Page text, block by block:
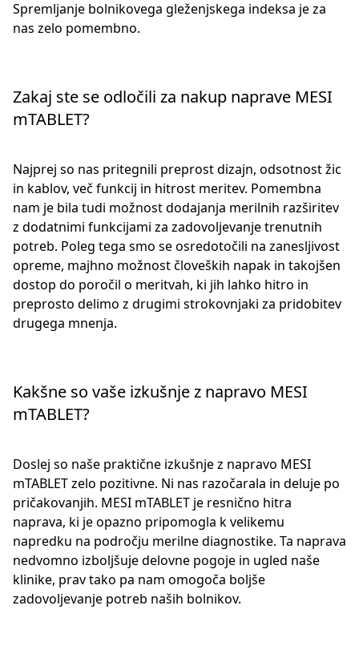
Spremljanje bolnikovega gleženjskega indeksa je za
nas zelo pomembno.
Zakaj ste se odločili za nakup naprave MESI
mTABLET?
Najprej so nas pritegnili preprost dizajn, odsotnost žic
in kablov, več funkcij in hitrost meritev. Pomembna
nam je bila tudi možnost dodajanja merilnih razširitev
z dodatnimi funkcijami za zadovoljevanje trenutnih
potreb. Poleg tega smo se osredotočili na zanesljivost
opreme, majhno možnost človeških napak in takojšen
dostop do poročil o meritvah, ki jih lahko hitro in
preprosto delimo z drugimi strokovnjaki za pridobitev
drugega mnenja.
Kakšne so vaše izkušnje z napravo MESI
mTABLET?
Doslej so naše praktične izkušnje z napravo MESI
mTABLET zelo pozitivne. Ni nas razočarala in deluje po
pričakovanjih. MESI mTABLET je resnično hitra
naprava, ki je opazno pripomogla k velikemu
napredku na področju merilne diagnostike. Ta naprava
nedvomno izboljšuje delovne pogoje in ugled naše
klinike, prav tako pa nam omogoča boljše
zadovoljevanje potreb naših bolnikov.